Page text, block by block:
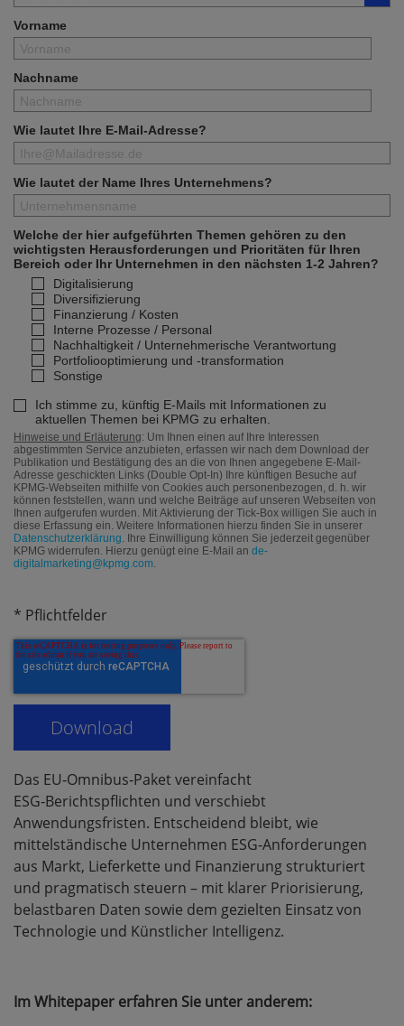
Vorname
Nachname
Wie lautet Ihre E-Mail-Adresse?
Wie lautet der Name Ihres Unternehmens?
Welche der hier aufgeführten Themen gehören zu den
wichtigsten Herausforderungen und Prioritäten für Ihren
Bereich oder Ihr Unternehmen in den nächsten 1-2 Jahren?
Digitalisierung
Diversifizierung
Finanzierung / Kosten
Interne Prozesse / Personal
Nachhaltigkeit / Unternehmerische Verantwortung
Portfoliooptimierung und -transformation
Sonstige
Hinweise und Erläuterung: Um Ihnen einen auf Ihre Interessen
abgestimmten Service anzubieten, erfassen wir nach dem Download der
Publikation und Bestätigung des an die von Ihnen angegebene E-Mail-
Adresse geschickten Links (Double Opt-In) Ihre künftigen Besuche auf
KPMG-Webseiten mithilfe von Cookies auch personenbezogen, d. h. wir
können feststellen, wann und welche Beiträge auf unseren Webseiten von
Ihnen aufgerufen wurden. Mit Aktivierung der Tick-Box willigen Sie auch in
diese Erfassung ein. Weitere Informationen hierzu finden Sie in unserer
Datenschutzerklärung. Ihre Einwilligung können Sie jederzeit gegenüber
KPMG widerrufen. Hierzu genügt eine E-Mail an de-
digitalmarketing@kpmg.com.
Ich stimme zu, künftig E-Mails mit Informationen zu
aktuellen Themen bei KPMG zu erhalten.
* Pflichtfelder
Das EU‑Omnibus‑Paket vereinfacht
ESG‑Berichtspflichten und verschiebt
Anwendungsfristen. Entscheidend bleibt, wie
mittelständische Unternehmen ESG‑Anforderungen
aus Markt, Lieferkette und Finanzierung strukturiert
und pragmatisch steuern – mit klarer Priorisierung,
belastbaren Daten sowie dem gezielten Einsatz von
Technologie und Künstlicher Intelligenz.
Im Whitepaper erfahren Sie unter anderem: